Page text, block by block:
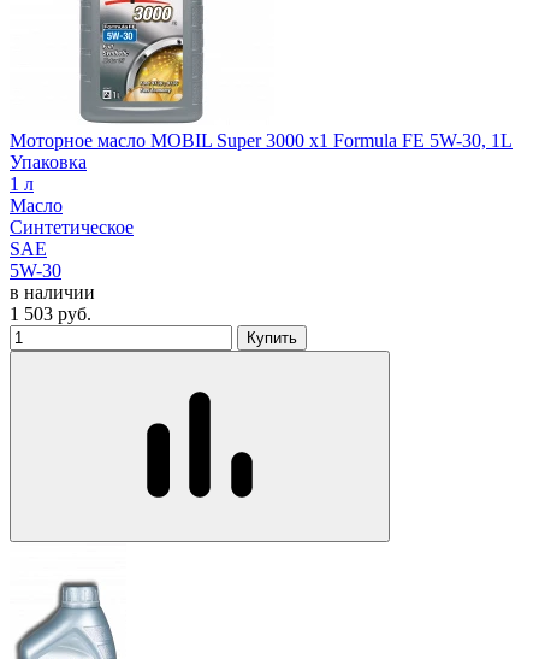
Моторное масло MOBIL Super 3000 x1 Formula FE 5W-30, 1L
Упаковка
1 л
Масло
Синтетическое
SAE
5W-30
в наличии
1 503 руб.
Купить